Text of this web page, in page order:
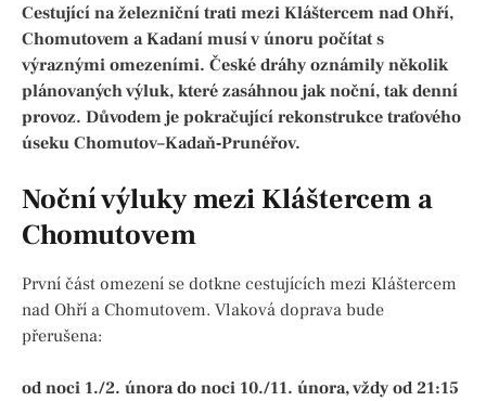
Cestující na železniční trati mezi Kláštercem nad Ohří,
Chomutovem a Kadaní musí v únoru počítat s
výraznými omezeními. České dráhy oznámily několik
plánovaných výluk, které zasáhnou jak noční, tak denní
provoz. Důvodem je pokračující rekonstrukce traťového
úseku Chomutov–Kadaň‑Prunéřov.
Noční výluky mezi Kláštercem a
Chomutovem
První část omezení se dotkne cestujících mezi Kláštercem
nad Ohří a Chomutovem. Vlaková doprava bude
přerušena:
od noci 1./2. února do noci 10./11. února, vždy od 21:15